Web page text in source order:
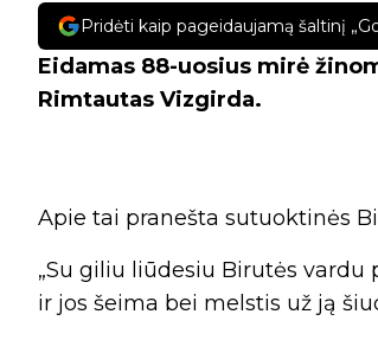
Pridėti kaip pageidaujamą šaltinį
Eidamas 88-uosius mirė
Rimtautas Vizgirda.
Apie tai pranešta sutuoktinės
„Su giliu liūdesiu Birutės
ir jos šeima bei melstis už ją